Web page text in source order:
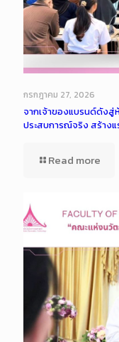
กรกฎาคม 27, 2026
จากเจ้าของแบรนด์ดังสู่
ประสบการณ์จริง สร้าง
Read more